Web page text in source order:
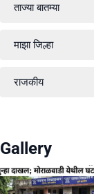
ताज्या बातम्या
माझा जिल्हा
राजकीय
Gallery